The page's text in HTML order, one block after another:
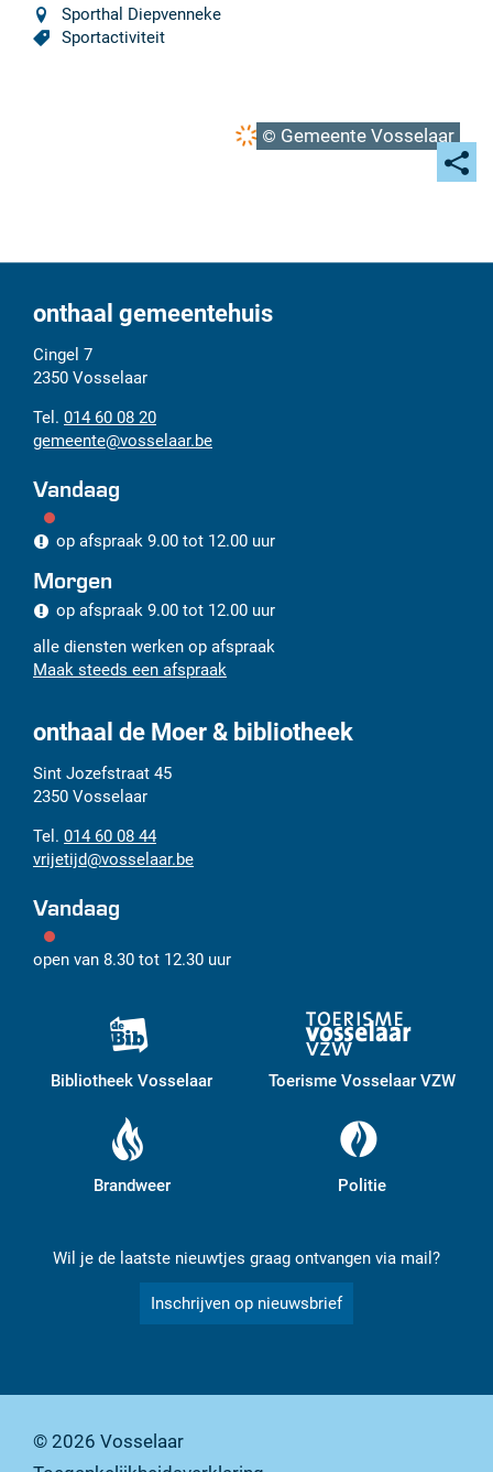
Sporthal Diepvenneke
Sportactiviteit
Gemeente Vosselaar
onthaal gemeentehuis
Adres
Cingel 7
2350 Vosselaar
Tel.
014 60 08 20
E-
mail
gemeente@vosselaar.be
Vandaag
op afspraak 9.00 tot 12.00 uur
Morgen
op afspraak 9.00 tot 12.00 uur
alle diensten werken op afspraak
Maak steeds een afspraak
onthaal de Moer & bibliotheek
Adres
Sint Jozefstraat 45
2350 Vosselaar
Tel.
014 60 08 44
E-
mail
vrijetijd@vosselaar.be
Vandaag
open van 8.30 tot 12.30 uur
Bibliotheek Vosselaar Toerisme Vosselaar VZW
Brandweer Politie
Wil je de laatste nieuwtjes graag ontvangen via mail?
Inschrijven op nieuwsbrief
© 2026 Vosselaar